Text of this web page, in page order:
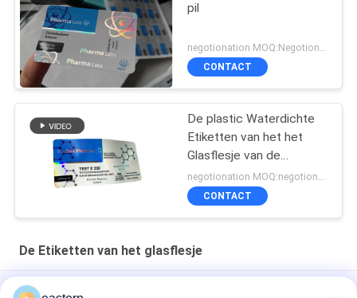
pil
negotionation MOQ:Negotionation
CONTACT
De plastic Waterdichte
Etiketten van het het
Glasflesje van de
Hologramtest euro 250negotionation MOQ:negotionation
CONTACT
De Etiketten van het glasflesje
Somatropin HG 176-191 2mlx10 glazen injectieflacon met